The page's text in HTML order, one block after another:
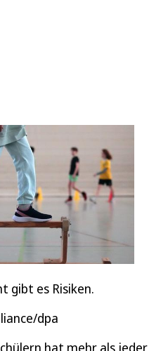
gibt es Risiken.
dpa